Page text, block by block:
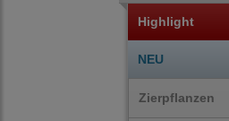
Highlight
NEU
Zierpflanzen